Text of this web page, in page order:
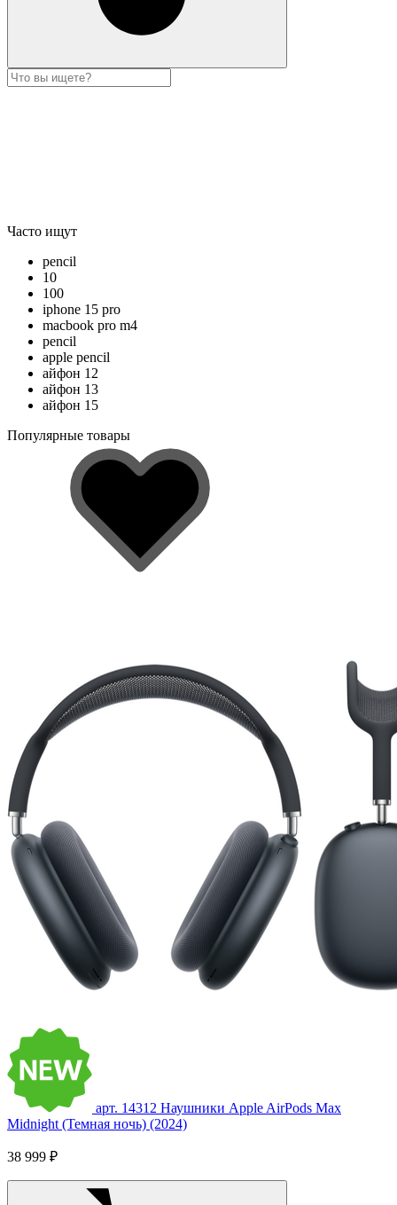
Часто ищут
pencil
10
100
iphone 15 pro
macbook pro m4
pencil
apple pencil
айфон 12
айфон 13
айфон 15
Популярные товары
арт. 14312 Наушники Apple AirPods Max
Midnight (Темная ночь) (2024)
38 999 ₽